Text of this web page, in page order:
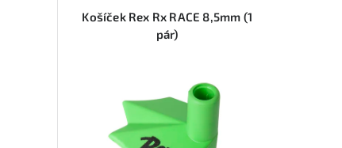
Košíček Rex Rx RACE 8,5mm (1
pár)